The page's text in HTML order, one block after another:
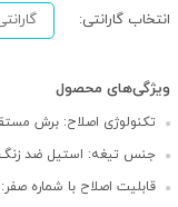
انتخاب گارانتی: گارانتی 12 ماهه خدمات طلایی
ویژگی‌های محصول
تکنولوژی اصلاح: برش
جنس تیغه: استیل ضد زنگ
قابلیت اصلاح با شماره صفر: